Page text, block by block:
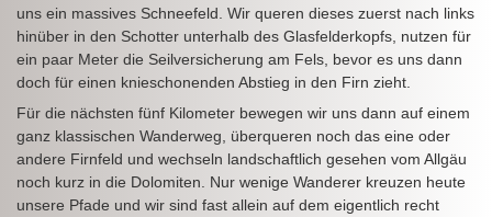
uns ein massives Schneefeld. Wir queren dieses zuerst nach links
hinüber in den Schotter unterhalb des Glasfelderkopfs, nutzen für
ein paar Meter die Seilversicherung am Fels, bevor es uns dann
doch für einen knieschonenden Abstieg in den Firn zieht.
Für die nächsten fünf Kilometer bewegen wir uns dann auf einem
ganz klassischen Wanderweg, überqueren noch das eine oder
andere Firnfeld und wechseln landschaftlich gesehen vom Allgäu
noch kurz in die Dolomiten. Nur wenige Wanderer kreuzen heute
unsere Pfade und wir sind fast allein auf dem eigentlich recht